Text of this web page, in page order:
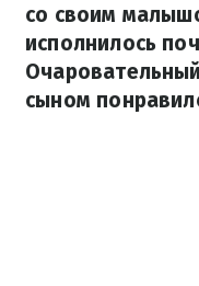
со своим
исполнилось
сыном